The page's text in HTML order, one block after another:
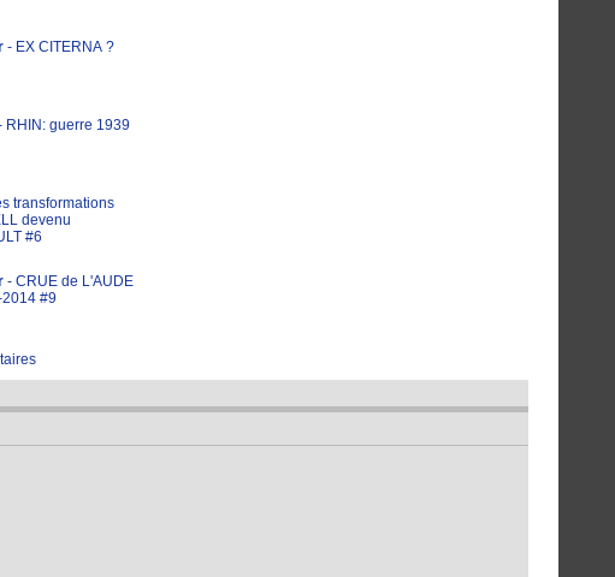
- EX CITERNA ?
RHIN: guerre 1939
transformations
devenu
#6
- CRUE de L'AUDE
#9